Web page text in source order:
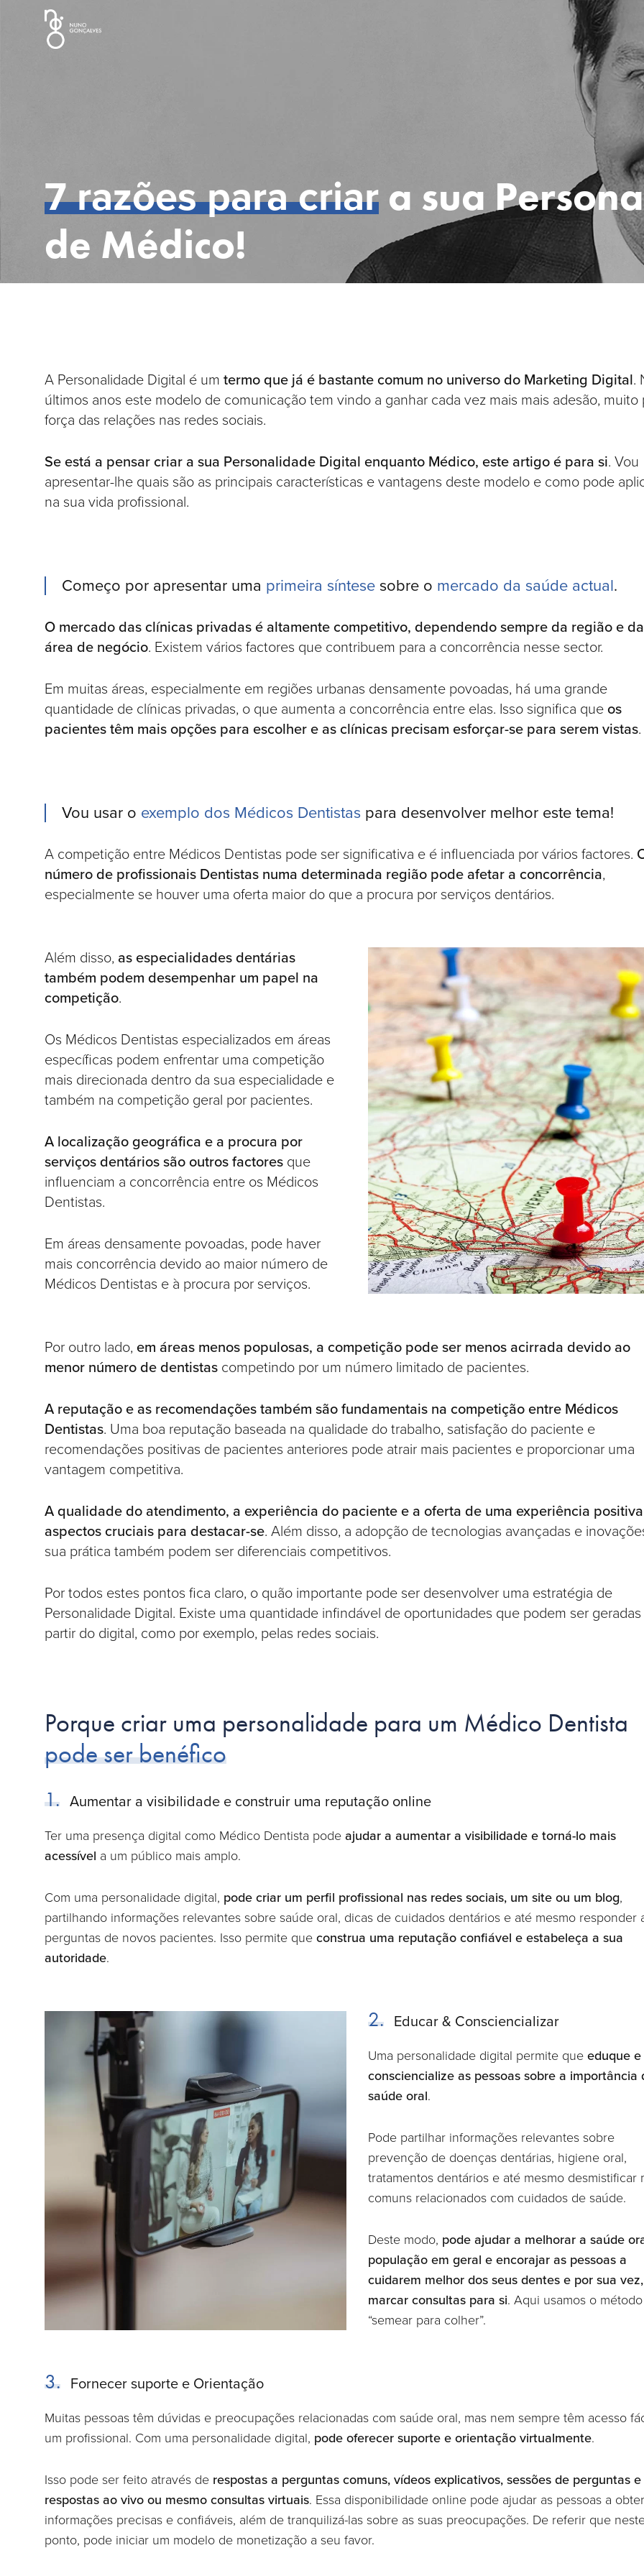
7 razões para criar a sua
de Médico!
A Personalidade Digital é um termo que já é bastante comum no universo do Marketing Digital.
últimos anos este modelo de comunicação tem vindo a ganhar cada vez mais mais adesão, muito
força das relações nas redes sociais.
Se está a pensar criar a sua Personalidade Digital enquanto Médico, este artigo é para si. Vou
apresentar-lhe quais são as principais características e vantagens deste modelo e como pode
na sua vida profissional.
Começo por apresentar uma primeira síntese sobre o mercado da saúde actual.
O mercado das clínicas privadas é altamente competitivo, dependendo sempre da região e da
área de negócio. Existem vários factores que contribuem para a concorrência nesse sector.
Em muitas áreas, especialmente em regiões urbanas densamente povoadas, há uma grande
quantidade de clínicas privadas, o que aumenta a concorrência entre elas. Isso significa que os
pacientes têm mais opções para escolher e as clínicas precisam esforçar-se para serem vistas.
Vou usar o exemplo dos Médicos Dentistas para desenvolver melhor este tema!
A competição entre Médicos Dentistas pode ser significativa e é influenciada por vários factores.
número de profissionais Dentistas numa determinada região pode afetar a concorrência,
especialmente se houver uma oferta maior do que a procura por serviços dentários.
Além disso, as especialidades dentárias
também podem desempenhar um papel na
competição.
Os Médicos Dentistas especializados em áreas
específicas podem enfrentar uma competição
mais direcionada dentro da sua especialidade e
também na competição geral por pacientes.
A localização geográfica e a procura por
serviços dentários são outros factores que
influenciam a concorrência entre os Médicos
Dentistas.
Em áreas densamente povoadas, pode haver
mais concorrência devido ao maior número de
Médicos Dentistas e à procura por serviços.
Por outro lado, em áreas menos populosas, a competição pode ser menos acirrada devido ao
menor número de dentistas competindo por um número limitado de pacientes.
A reputação e as recomendações também são fundamentais na competição entre Médicos
Dentistas. Uma boa reputação baseada na qualidade do trabalho, satisfação do paciente e
recomendações positivas de pacientes anteriores pode atrair mais pacientes e proporcionar uma
vantagem competitiva.
A qualidade do atendimento, a experiência do paciente e a oferta de uma experiência
aspectos cruciais para destacar-se. Além disso, a adopção de tecnologias avançadas e
sua prática também podem ser diferenciais competitivos.
Por todos estes pontos fica claro, o quão importante pode ser desenvolver uma estratégia de
Personalidade Digital. Existe uma quantidade infindável de oportunidades que podem ser
partir do digital, como por exemplo, pelas redes sociais.
Porque criar uma personalidade para um Médico Dentista
pode ser benéfico
1. Aumentar a visibilidade e construir uma reputação online
Ter uma presença digital como Médico Dentista podeajudar a aumentar a visibilidade e torná-lo mais
acessível a um público mais amplo.
Com uma personalidade digital, pode criar um perfil profissional nas redes sociais, um site ou um blog,
partilhando informações relevantes sobre saúde oral, dicas de cuidados dentários e até mesmo responder
perguntas de novos pacientes. Isso permite queconstrua uma reputação confiável e estabeleça a sua
autoridade.
2. Educar & Consciencializar
Uma personalidade digital permite queeduque e
consciencialize as pessoas sobre a importância
saúde oral.
Pode partilhar informações relevantes sobre
prevenção de doenças dentárias, higiene oral,
tratamentos dentários e até mesmo desmistificar
comuns relacionados com cuidados de saúde.
Deste modo, pode ajudar a melhorar a saúde
população em geral e encorajar as pessoas a
cuidarem melhor dos seus dentes e por sua vez,
marcar consultas para si. Aqui usamos o
“semear para colher”.
3. Fornecer suporte e Orientação
Muitas pessoas têm dúvidas e preocupações relacionadas com saúde oral, mas nem sempre têm acesso
um profissional. Com uma personalidade digital, pode oferecer suporte e orientação virtualmente.
Isso pode ser feito através de respostas a perguntas comuns, vídeos explicativos, sessões de perguntas e
respostas ao vivo ou mesmo consultas virtuais. Essa disponibilidade online pode ajudar as pessoas a
informações precisas e confiáveis, além de tranquilizá-las sobre as suas preocupações. De referir que
ponto, pode iniciar um modelo de monetização a seu favor.